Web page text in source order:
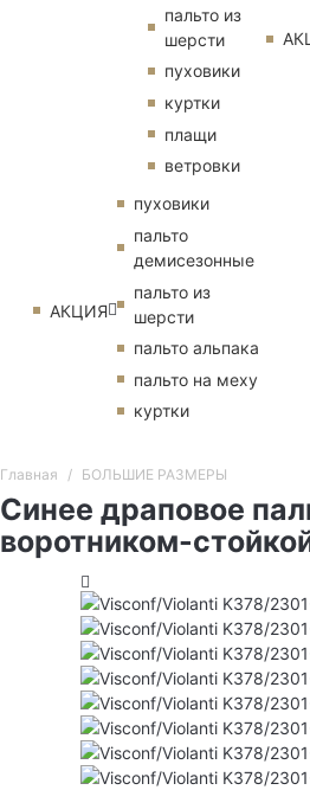
пальто из
шерсти
пуховики
куртки
плащи
ветровки
АКЦИЯ
пуховики
пальто
демисезонные
пальто из
шерсти
пальто альпака
пальто на меху
куртки
Главная БОЛЬШИЕ РАЗМЕРЫ
Синее драповое
воротником-